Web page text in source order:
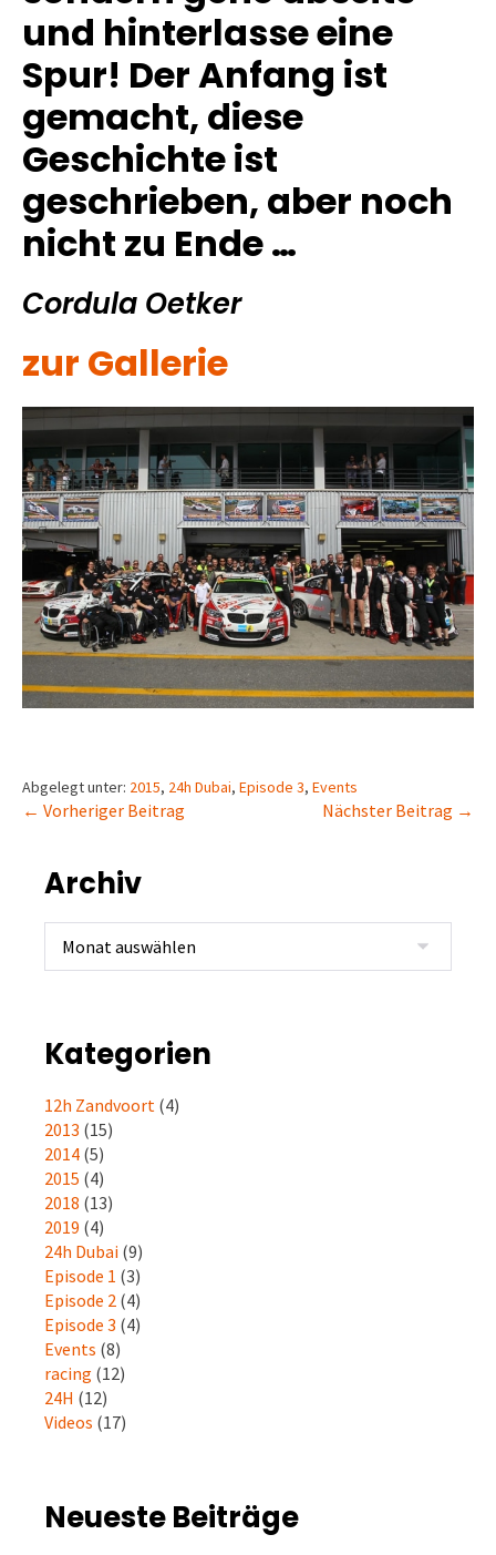
und hinterlasse eine
Spur! Der Anfang ist
gemacht, diese
Geschichte ist
geschrieben, aber noch
nicht zu Ende …
Cordula Oetker
zur Gallerie
Abgelegt unter: 2015, 24h Dubai, Episode 3, Events
← Vorheriger Beitrag Nächster Beitrag →
Archiv
Kategorien
12h Zandvoort (4)
2013 (15)
2014 (5)
2015 (4)
2018 (13)
2019 (4)
24h Dubai (9)
Episode 1 (3)
Episode 2 (4)
Episode 3 (4)
Events (8)
racing (12)
24H (12)
Videos (17)
Neueste Beiträge